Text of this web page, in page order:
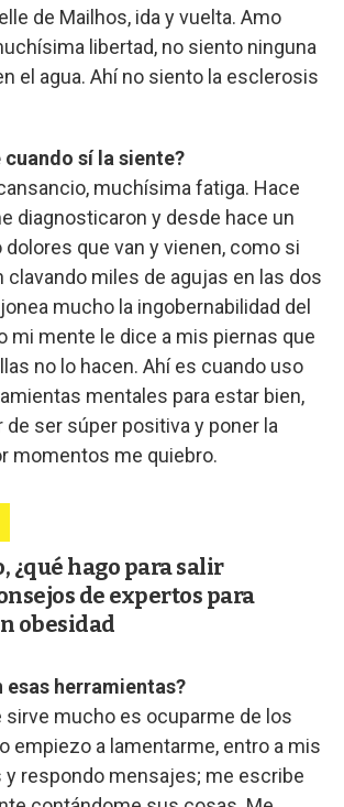
de Mailhos, ida y vuelta. Amo
libertad, no siento ninguna
el agua. Ahí no siento la esclerosis
sí la siente?
muchísima fatiga. Hace
diagnosticaron y desde hace un
dolores que van y vienen, como si
miles de agujas en las dos
mucho la ingobernabilidad del
mi mente le dice a mis piernas que
no lo hacen. Ahí es cuando uso
mentales para estar bien,
de ser súper positiva y poner la
momentos me quiebro.
¿qué hago para salir
de expertos para
obesidad
esas herramientas?
sirve mucho es ocuparme de los
empiezo a lamentarme, entro a mis
y respondo mensajes; me escribe